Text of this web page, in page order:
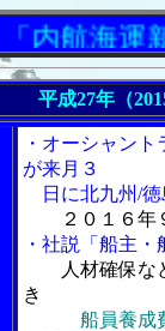
航海運新
平成27年（
・オーシャン
が来月３
日に北九州/徳
２０１６
・社説「船主
人材確保な
き
船員養成